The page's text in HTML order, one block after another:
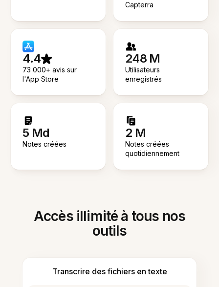
Capterra
4.4
73 000+ avis sur
l'App Store
248 M
Utilisateurs
enregistrés
5 Md
Notes créées
2 M
Notes créées
quotidiennement
Accès illimité à tous nos
outils
Transcrire des fichiers en texte